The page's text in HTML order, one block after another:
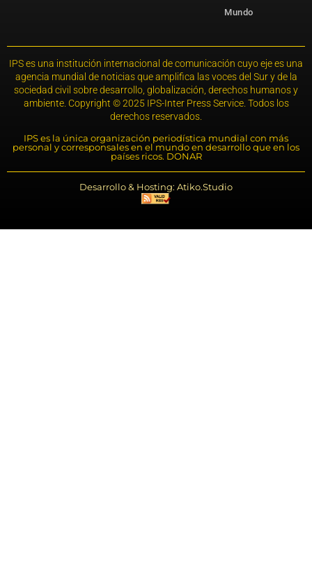
Mundo
IPS es una institución internacional de comunicación cuyo eje es una
agencia mundial de noticias que amplifica las voces del Sur y de la
sociedad civil sobre desarrollo, globalización, derechos humanos y
ambiente. Copyright © 2025 IPS-Inter Press Service. Todos los
derechos reservados.
IPS es la única organización periodística mundial con más
personal y corresponsales en el mundo en desarrollo que en los
países ricos. DONAR
Desarrollo & Hosting: Atiko.Studio